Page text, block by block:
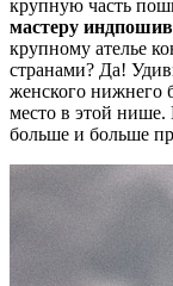
крупную часть
мастеру
крупному ателье
странами? Да!
женского нижнего
место в этой нише.
больше и больше